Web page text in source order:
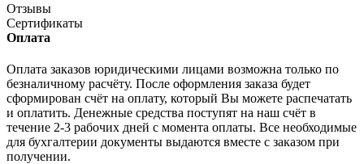
Отзывы
Сертификаты
Оплата
Оплата заказов юридическими лицами возможна только по
безналичному расчёту. После оформления заказа будет
сформирован счёт на оплату, который Вы можете распечатать
и оплатить. Денежные средства поступят на наш счёт в
течение 2-3 рабочих дней с момента оплаты. Все необходимые
для бухгалтерии документы выдаются вместе с заказом при
получении.